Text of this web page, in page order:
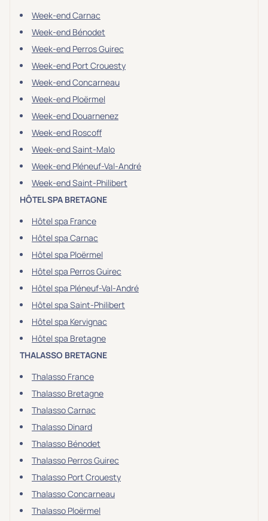
Week-end Carnac
Week-end Bénodet
Week-end Perros Guirec
Week-end Port Crouesty
Week-end Concarneau
Week-end Ploërmel
Week-end Douarnenez
Week-end Roscoff
Week-end Saint-Malo
Week-end Pléneuf-Val-André
Week-end Saint-Philibert
HÔTEL SPA BRETAGNE
Hôtel spa France
Hôtel spa Carnac
Hôtel spa Ploërmel
Hôtel spa Perros Guirec
Hôtel spa Pléneuf-Val-André
Hôtel spa Saint-Philibert
Hôtel spa Kervignac
Hôtel spa Bretagne
THALASSO BRETAGNE
Thalasso France
Thalasso Bretagne
Thalasso Carnac
Thalasso Dinard
Thalasso Bénodet
Thalasso Perros Guirec
Thalasso Port Crouesty
Thalasso Concarneau
Thalasso Ploërmel